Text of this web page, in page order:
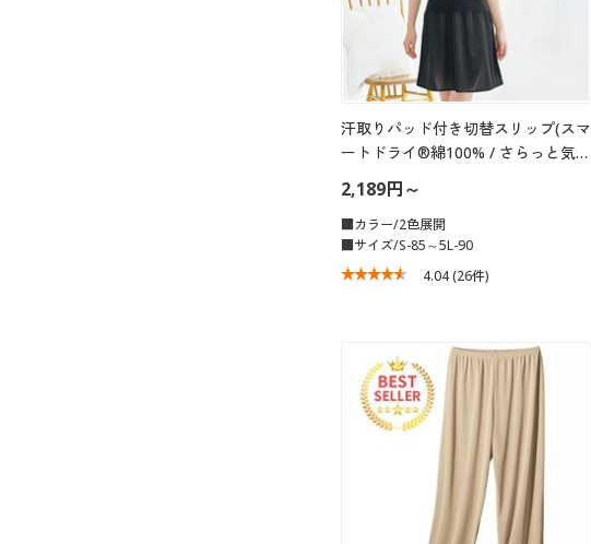
汗取りパッド付き切替スリップ(スマ
ートドライ®綿100% / さらっと気…
2,189円～
■カラー/2色展開
■サイズ/S-85～5L-90
4.04(26件)